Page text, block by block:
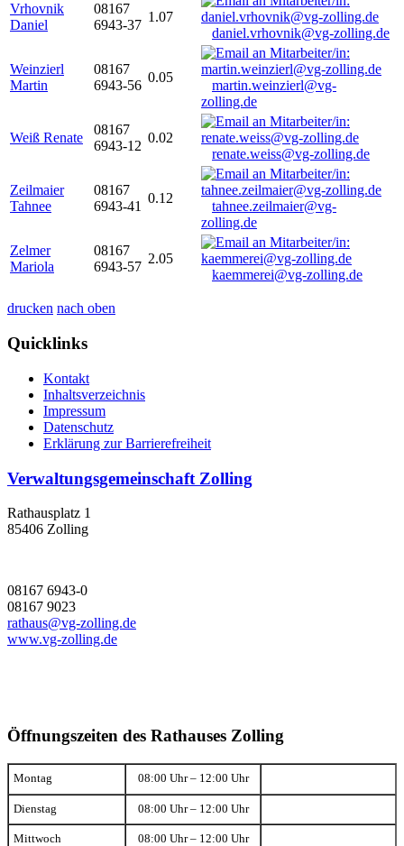
Vrhovnik
Daniel
08167
6943-37
1.07
daniel.vrhovnik@vg-zolling.de
Weinzierl
Martin
08167
6943-56
0.05
martin.weinzierl@vg-
zolling.de
Weiß Renate
08167
6943-12
0.02
renate.weiss@vg-zolling.de
Zeilmaier
Tahnee
08167
6943-41
0.12
tahnee.zeilmaier@vg-
zolling.de
Zelmer
Mariola
08167
6943-57
2.05
kaemmerei@vg-zolling.de
drucken nach oben
Quicklinks
Kontakt
Inhaltsverzeichnis
Impressum
Datenschutz
Erklärung zur Barrierefreiheit
Verwaltungsgemeinschaft Zolling
Rathausplatz 1
85406 Zolling
08167 6943-0
08167 9023
rathaus@vg-zolling.de
www.vg-zolling.de
Öffnungszeiten des Rathauses Zolling
Montag 08:00 Uhr – 12:00 Uhr
Dienstag 08:00 Uhr – 12:00 Uhr
Mittwoch 08:00 Uhr – 12:00 Uhr